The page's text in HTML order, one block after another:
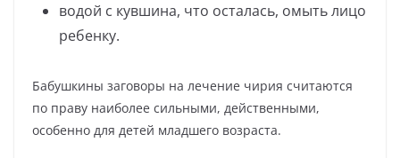
водой с кувшина, что осталась, омыть лицо
ребенку.
Бабушкины заговоры на лечение чирия считаются
по праву наиболее сильными, действенными,
особенно для детей младшего возраста.